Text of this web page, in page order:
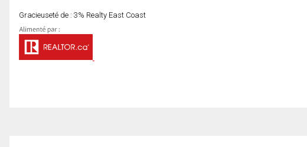
Gracieuseté de : 3% Realty East Coast